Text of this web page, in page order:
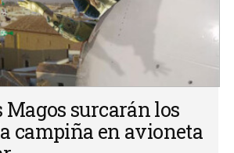
Magos surcarán los
campiña en avioneta